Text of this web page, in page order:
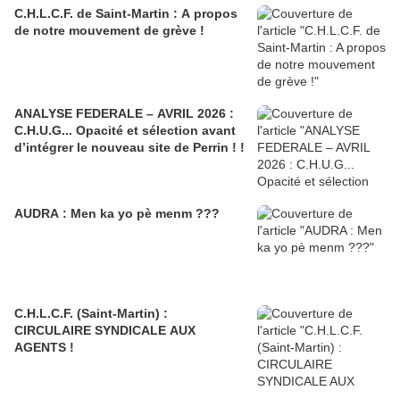
C.H.L.C.F. de Saint-Martin : A propos
de notre mouvement de grève !
ANALYSE FEDERALE – AVRIL 2026 :
C.H.U.G... Opacité et sélection avant
d’intégrer le nouveau site de Perrin ! !
AUDRA : Men ka yo pè menm ???
C.H.L.C.F. (Saint-Martin) :
CIRCULAIRE SYNDICALE AUX
AGENTS !